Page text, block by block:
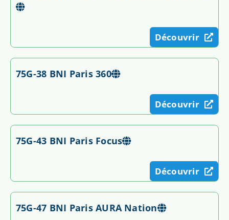
Découvrir
75G-38 BNI Paris 360
Découvrir
75G-43 BNI Paris Focus
Découvrir
75G-47 BNI Paris AURA Nation